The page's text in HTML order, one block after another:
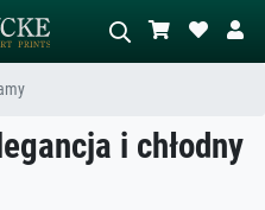
Wyszukiwanie obrazów AI
i chłodny